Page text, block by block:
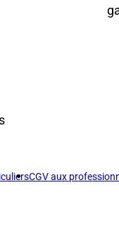
CGV aux